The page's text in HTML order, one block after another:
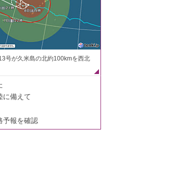
号が久米島の北約100kmを西北
に備えて
予報を確認